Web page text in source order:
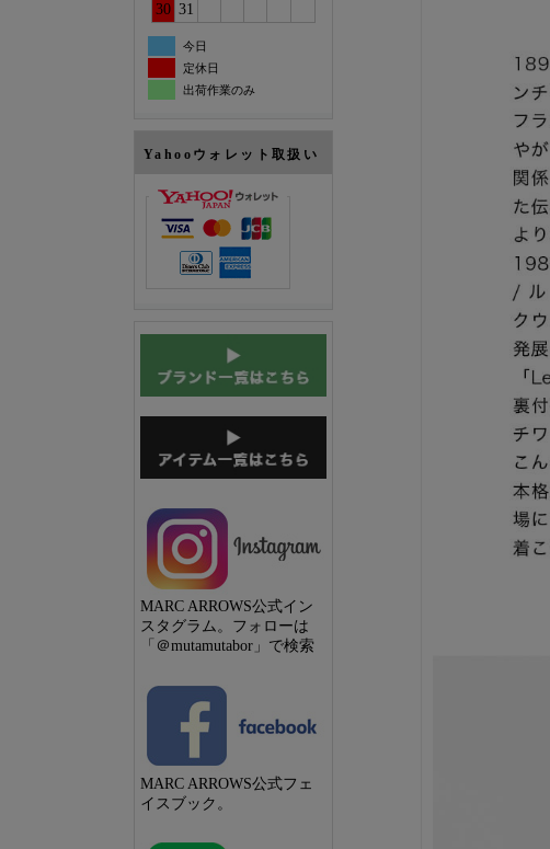
30 31
今日
定休日
出荷作業のみ
Yahooウォレット取扱い
MARC ARROWS公式イン
スタグラム。フォローは
「＠mutamutabor」で検索
MARC ARROWS公式フェ
イスブック。